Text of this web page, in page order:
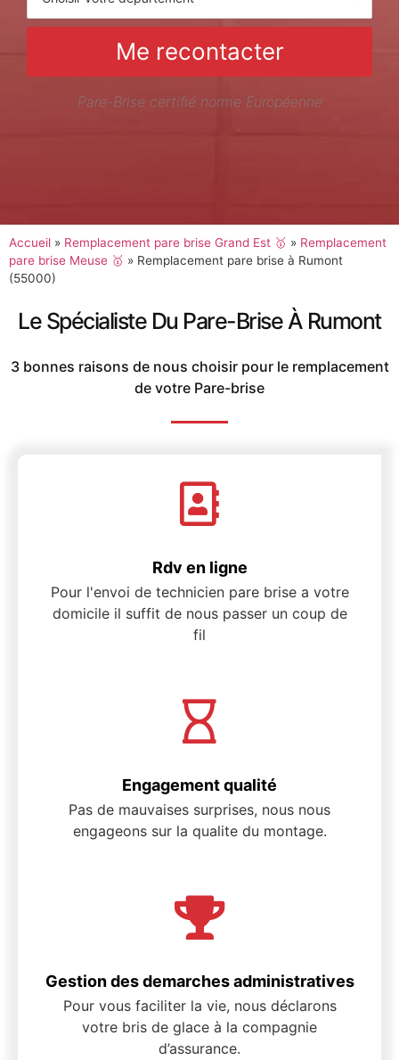
Me recontacter
Pare-Brise certifié norme Européenne
Accueil » Remplacement pare brise Grand Est 🥇 » Remplacement
pare brise Meuse 🥇 » Remplacement pare brise à Rumont
(55000)
Le Spécialiste Du Pare-Brise À Rumont
3 bonnes raisons de nous choisir pour le remplacement
de votre Pare-brise
Rdv en ligne
Pour l'envoi de technicien pare brise a votre
domicile il suffit de nous passer un coup de
fil
Engagement qualité
Pas de mauvaises surprises, nous nous
engageons sur la qualite du montage.
Gestion des demarches administratives
Pour vous faciliter la vie, nous déclarons
votre bris de glace à la compagnie
d’assurance.